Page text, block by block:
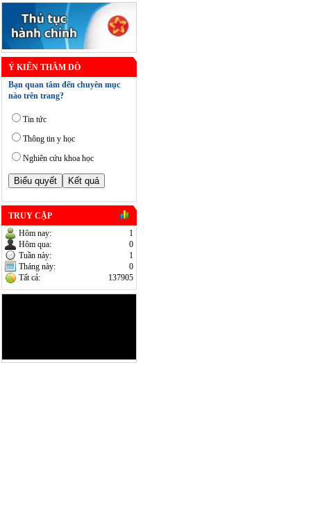
Ý KIẾN THĂM DÒ
Bạn quan tâm đến chuyên mục
nào trên trang?
Tin tức
Thông tin y học
Nghiên cứu khoa học
TRUY CẬP
Hôm nay:
1
Hôm qua:
0
Tuần này:
1
Tháng này:
0
Tất cả:
137905